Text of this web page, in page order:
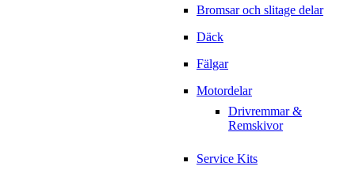
Bromsar och slitage delar
Däck
Fälgar
Motordelar
Drivremmar &
Remskivor
Service Kits